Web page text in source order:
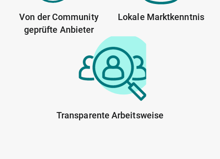
Von der Community
geprüfte Anbieter
Lokale Marktkenntnis
Transparente Arbeitsweise